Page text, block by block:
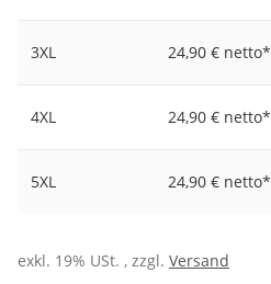
3XL 24,90 € netto*
4XL 24,90 € netto*
5XL 24,90 € netto*
exkl. 19% USt. , zzgl. Versand